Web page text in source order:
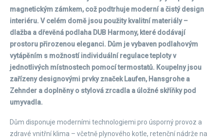
magnetickým zámkem, což podtrhuje moderní a čistý design
interiéru. V celém domě jsou použity kvalitní materiály –
dlažba a dřevěná podlaha DUB Harmony, které dodávají
prostoru přirozenou eleganci. Dům je vybaven podlahovým
vytápěním s možností individuální regulace teploty v
jednotlivých místnostech pomocí termostatů. Koupelny jsou
zařízeny designovými prvky značek Laufen, Hansgrohe a
Zehnder a doplněny o stylová zrcadla a úložné skříňky pod
umyvadla.
Dům disponuje moderními technologiemi pro úsporný provoz a
zdravé vnitřní klima – včetně plynového kotle, retenční nádrže na